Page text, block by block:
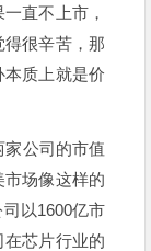
直不上市，
很辛苦，那
质上就是价
公司的市值
场像这样的
以1600亿市
芯片行业的